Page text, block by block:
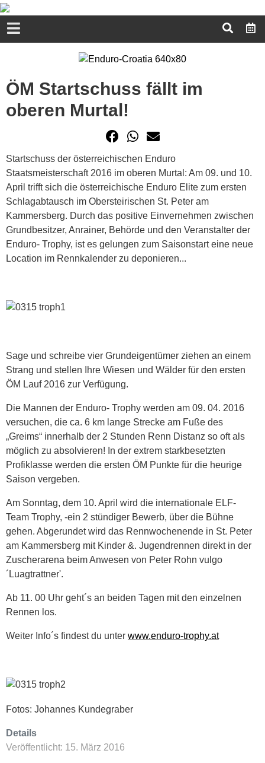
ÖM Startschuss fällt im
oberen Murtal!
Startschuss der österreichischen Enduro
Staatsmeisterschaft 2016 im oberen Murtal: Am 09. und 10.
April trifft sich die österreichische Enduro Elite zum ersten
Schlagabtausch im Obersteirischen St. Peter am
Kammersberg. Durch das positive Einvernehmen zwischen
Grundbesitzer, Anrainer, Behörde und den Veranstalter der
Enduro- Trophy, ist es gelungen zum Saisonstart eine neue
Location im Rennkalender zu deponieren...
Sage und schreibe vier Grundeigentümer ziehen an einem
Strang und stellen Ihre Wiesen und Wälder für den ersten
ÖM Lauf 2016 zur Verfügung.
Die Mannen der Enduro- Trophy werden am 09. 04. 2016
versuchen, die ca. 6 km lange Strecke am Fuße des
„Greims“ innerhalb der 2 Stunden Renn Distanz so oft als
möglich zu absolvieren! In der extrem starkbesetzten
Profiklasse werden die ersten ÖM Punkte für die heurige
Saison vergeben.
Am Sonntag, dem 10. April wird die internationale ELF-
Team Trophy, -ein 2 stündiger Bewerb, über die Bühne
gehen. Abgerundet wird das Rennwochenende in St. Peter
am Kammersberg mit Kinder &. Jugendrennen direkt in der
Zuscherarena beim Anwesen von Peter Rohn vulgo
´Luagtrattner'.
Ab 11. 00 Uhr geht´s an beiden Tagen mit den einzelnen
Rennen los.
Weiter Info´s findest du unter www.enduro-trophy.at
Fotos: Johannes Kundegraber
Details
Veröffentlicht: 15. März 2016